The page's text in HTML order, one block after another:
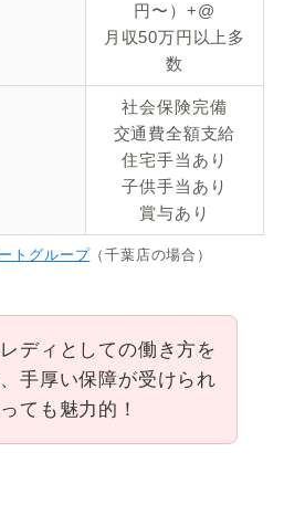
円〜）+@
月収50万円以上多
数
社会保険完備
交通費全額支給
住宅手当あり
子供手当あり
賞与あり
トグループ（千葉店の場合）
ディとしての働き方を
手厚い保障が受けられ
ても魅力的！